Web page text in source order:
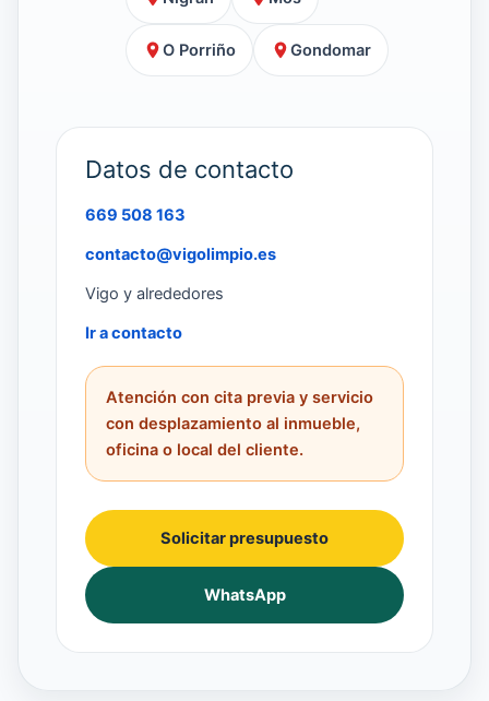
O Porriño Gondomar
Datos de contacto
669 508 163
contacto@vigolimpio.es
Vigo y alrededores
Ir a contacto
Atención con cita previa y servicio
con desplazamiento al inmueble,
oficina o local del cliente.
Solicitar presupuesto
WhatsApp